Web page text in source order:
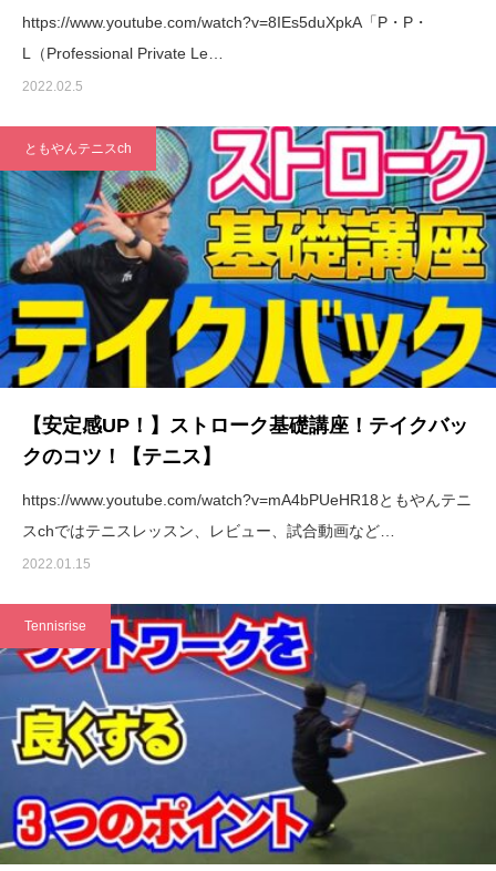
https://www.youtube.com/watch?v=8IEs5duXpkA「P・P・
L（Professional Private Le…
2022.02.5
ともやんテニスch
【安定感UP！】ストローク基礎講座！テイクバッ
クのコツ！【テニス】
https://www.youtube.com/watch?v=mA4bPUeHR18ともやんテニ
スchではテニスレッスン、レビュー、試合動画など…
2022.01.15
Tennisrise